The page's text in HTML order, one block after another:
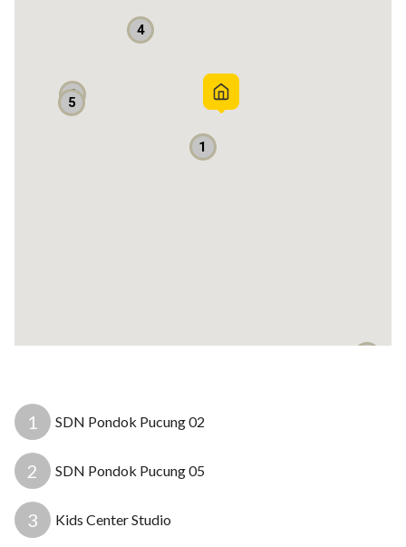
Apakah mobil masuk? Masuk
Bebas banjir? Ya
1
2
4
5
1 SDN Pondok Pucung 02
2 SDN Pondok Pucung 05
3 Kids Center Studio